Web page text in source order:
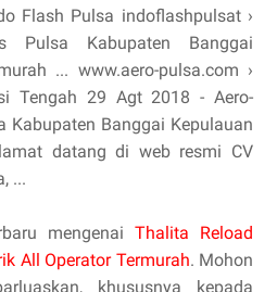
Flash Pulsa indoflashpulsat ›
Kabupaten Banggai
... www.aero-pulsa.com ›
Tengah 29 Agt 2018 - Aero-
Kabupaten Banggai Kepulauan
datang di web resmi CV
...
mengenai Thalita Reload
All Operator Termurah. Mohon
khususnya kepada